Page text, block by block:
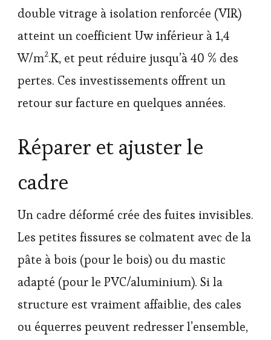
double vitrage à isolation renforcée (VIR)
atteint un coefficient Uw inférieur à 1,4
W/m².K, et peut réduire jusqu’à 40 % des
pertes. Ces investissements offrent un
retour sur facture en quelques années.
Réparer et ajuster le
cadre
Un cadre déformé crée des fuites invisibles.
Les petites fissures se colmatent avec de la
pâte à bois (pour le bois) ou du mastic
adapté (pour le PVC/aluminium). Si la
structure est vraiment affaiblie, des cales
ou équerres peuvent redresser l’ensemble,